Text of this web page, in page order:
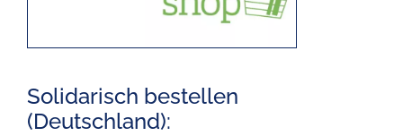
Solidarisch bestellen
(Deutschland):